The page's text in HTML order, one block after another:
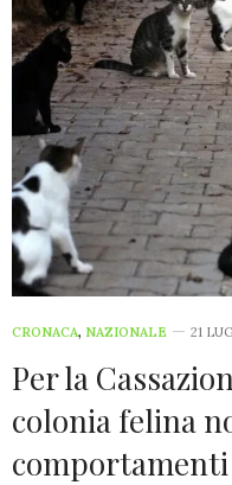
CRONACA, NAZIONALE 21
Per la
colonia felina